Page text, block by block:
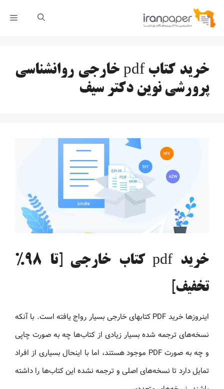
پرش
خرید کتاب pdf خارجی روانشناسی
پرورشی نوین دکتر سیف
خرید pdf کتاب خارجی [تا 98%
تخفیف]
اینروزها خرید PDF کتاب‎های خارجی بسیار رواج یافته است. با آنکه
نسخه‌های ترجمه شده بسیار زیادی از کتاب‌ها چه به صورت چاپی
و چه به صورت PDF موجود هستند، اما با اینحال بسیاری از افراد
تمایل دارد تا نسخه‌های اصلی و ترجمه نشده این کتاب‌ها را داشته